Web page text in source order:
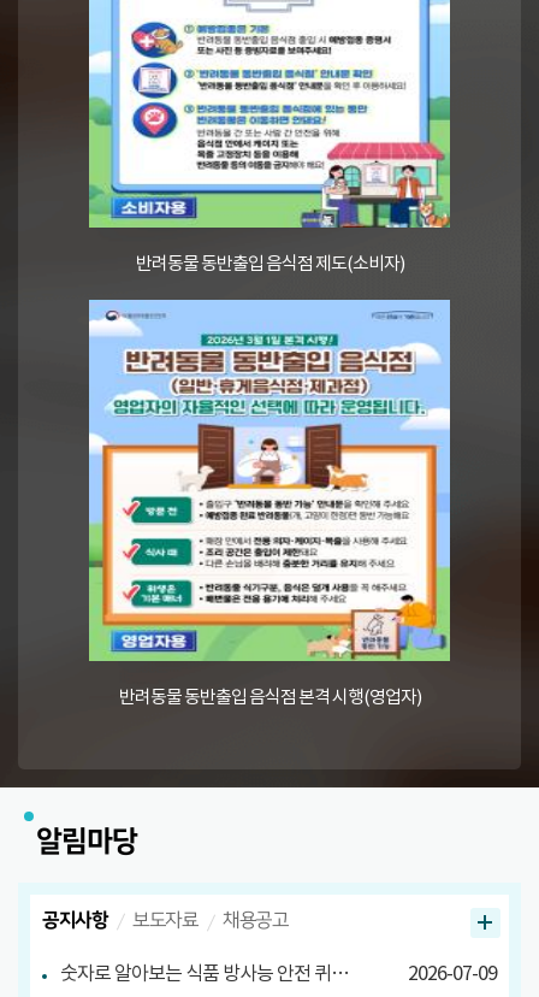
반려동물 동반출입 음식점 제도(소비자)
반려동물 동반출입 음식점 본격 시행(영업자)
알림마당
공지사항
숫자로 알아보는 식품 방사능 안전 퀴즈 당첨자 발표
2026-07-09
보도자료 채용공고